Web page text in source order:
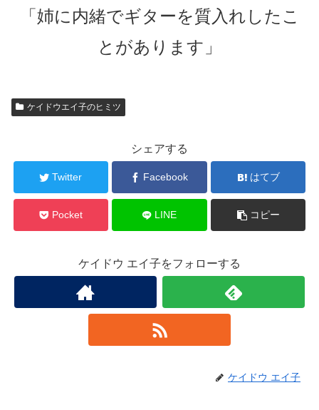
「姉に内緒でギターを質入れしたこ
とがあります」
ケイドウエイ子のヒミツ
シェアする
Twitter Facebook はてブ
Pocket LINE コピー
ケイドウ エイ子をフォローする
ケイドウ エイ子